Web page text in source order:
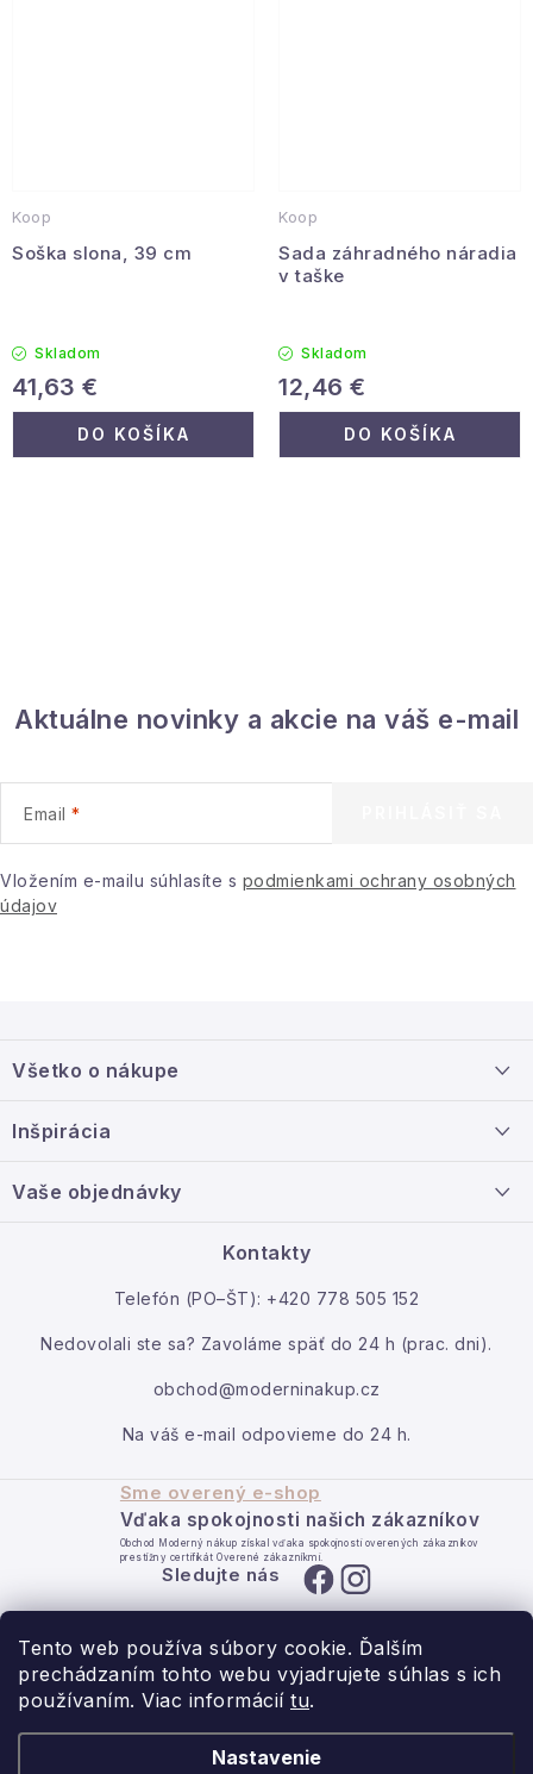
Tento web používa súbory cookie. Ďalším
prechádzaním tohto webu vyjadrujete súhlas s ich
používaním. Viac informácií tu.
Nastavenie
Koop
Soška slona, 39 cm
Skladom
41,63 €
DO KOŠÍKA
Koop
Sada záhradného náradia
v taške
Skladom
12,46 €
DO KOŠÍKA
a
c
p
v
k
i
u
Aktuálne novinky a akcie na váš e-mail
Email
Vložením e-mailu súhlasíte s podmienkami ochrany osobných
údajov
p
ä
Všetko o nákupe
Veľkoobchodná spolupráca
Inšpirácia
Vaše objednávky
Kontakty
Telefón (PO–ŠT): +420 778 505 152
Nedovolali ste sa? Zavoláme späť do 24 h (prac. dni).
obchod@moderninakup.cz
Na váš e-mail odpovieme do 24 h.
Sme overený e-shop
Vďaka spokojnosti našich zákazníkov
Obchod Moderný nákup získal vďaka spokojnosti overených zákazníkov
prestížny certifikát Overené zákazníkmi.
Sledujte nás
- pre domov s láskou.